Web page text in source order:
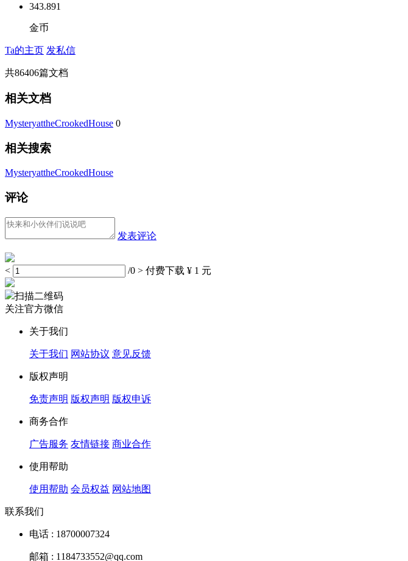
343.891
金币
Ta的主页 发私信
共86406篇文档
相关文档
MysteryattheCrookedHouse 0
相关搜索
MysteryattheCrookedHouse
评论
发表评论
< /0 > 付费下载 ¥ 1 元
扫描二维码
关注官方微信
关于我们
关于我们 网站协议 意见反馈
版权声明
免责声明 版权声明 版权申诉
商务合作
广告服务 友情链接 商业合作
使用帮助
使用帮助 会员权益 网站地图
联系我们
电话 : 18700007324
邮箱 : 1184733552@qq.com